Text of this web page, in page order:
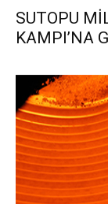
SUTOPU
KAMPI’NA